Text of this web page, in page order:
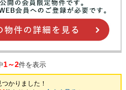
1～2件を表示
つかりました！